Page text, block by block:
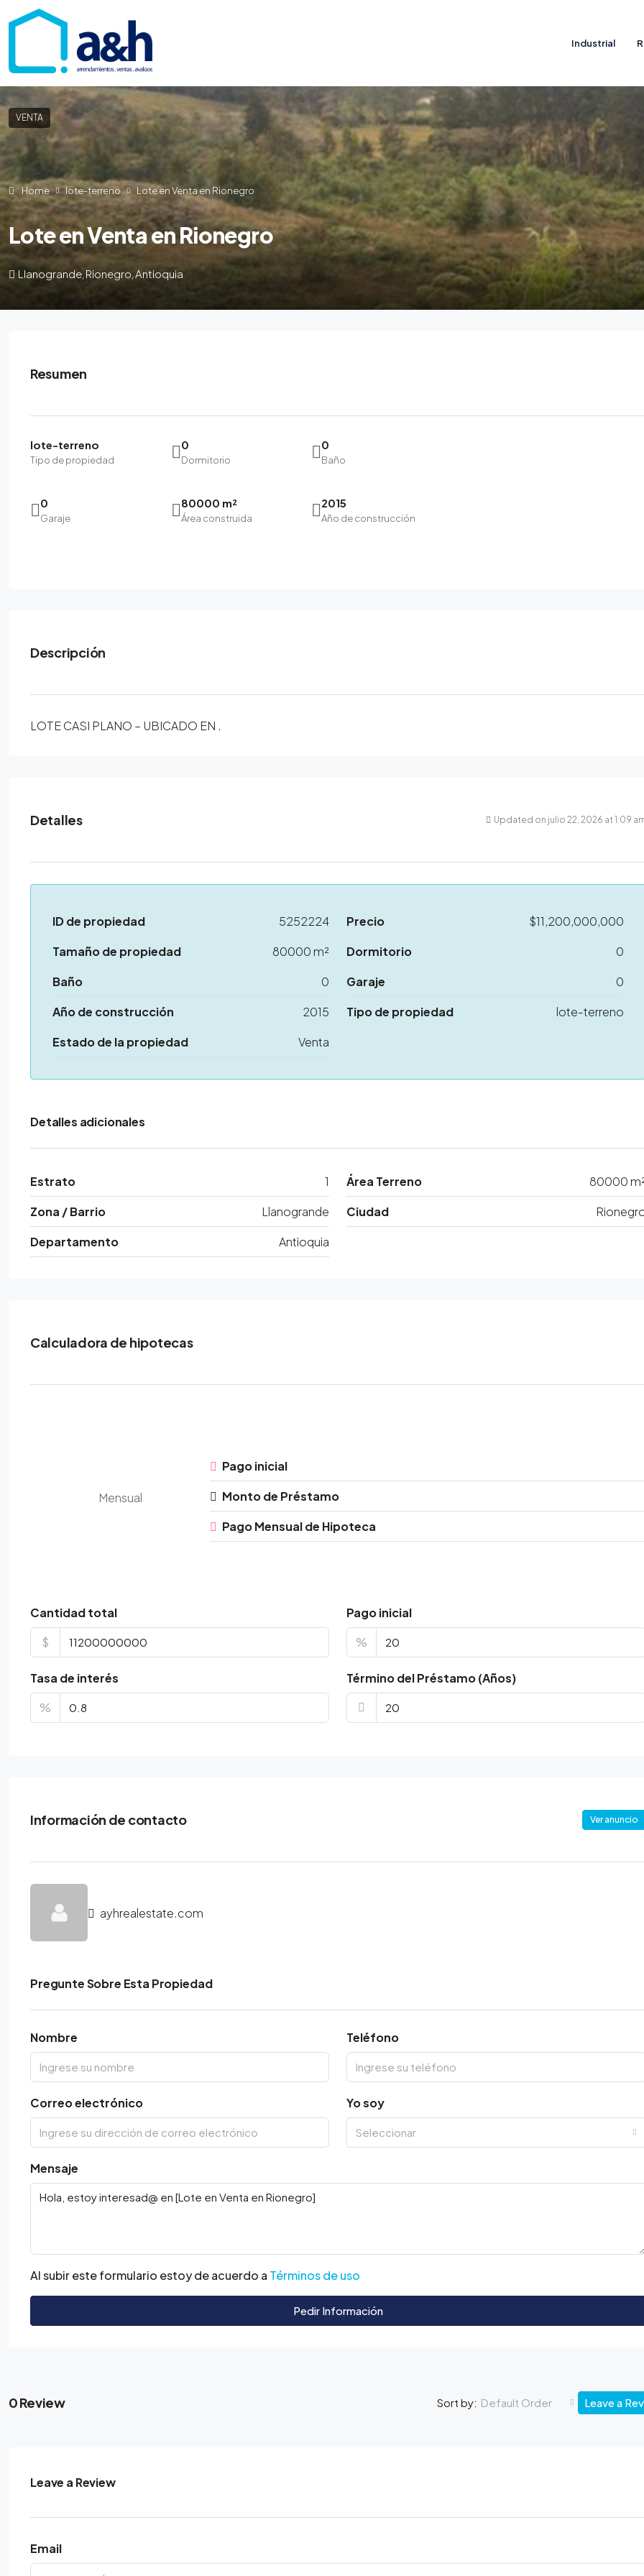
Industrial
VENTA
Home lote-terreno Lote en Venta en Rionegro
Lote en Venta en Rionegro
Llanogrande, Rionegro, Antioquia
Resumen
lote-terreno
Tipo de propiedad
0
Dormitorio
0
Baño
0
Garaje
80000 m²
Área construida
2015
Año de construcción
Descripción
LOTE CASI PLANO – UBICADO EN .
Detalles Updated on julio 22, 2026 at 1:09
ID de propiedad 5252224 Precio
$11,200,000,000
Tamaño de propiedad
80000 m² Dormitorio
0
Baño
0 Garaje
0
Año de construcción
2015 Tipo de propiedad
lote-terreno
Estado de la propiedad
Venta
Detalles adicionales
Estrato 1 Área Terreno
80000
Zona / Barrio
Llanogrande Ciudad
Departamento
Antioquia
Calculadora de hipotecas
Mensual
Pago inicial
Monto de Préstamo
Pago Mensual de Hipoteca
Cantidad total
$
Pago inicial
%
Tasa de interés
%
Término del Préstamo (Años)
Información de contacto Ver anuncio
ayhrealestate.com
Pregunte Sobre Esta Propiedad
Nombre Teléfono
Correo electrónico Yo soy
Seleccionar
Mensaje
Al subir este formulario estoy de acuerdo a Términos de uso
Pedir Información
0 Review Sort by: Default Order Leave a
Leave a Review
Email